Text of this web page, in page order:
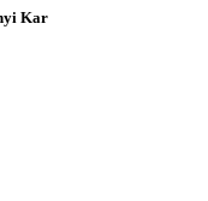
Kar